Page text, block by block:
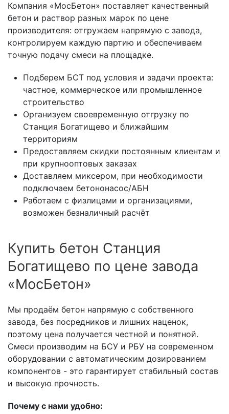
Компания «МосБетон» поставляет качественный
бетон и раствор разных марок по цене
производителя: отгружаем напрямую с завода,
контролируем каждую партию и обеспечиваем
точную подачу смеси на площадке.
Подберем БСТ под условия и задачи проекта:
частное, коммерческое или промышленное
строительство
Организуем своевременную отгрузку по
Станция Богатищево и ближайшим
территориям
Предоставляем скидки постоянным клиентам и
при крупнооптовых заказах
Доставляем миксером, при необходимости
подключаем бетононасос/АБН
Работаем с физлицами и организациями,
возможен безналичный расчёт
Купить бетон Станция
Богатищево по цене завода
«МосБетон»
Мы продаём бетон напрямую с собственного
завода, без посредников и лишних наценок,
поэтому цена получается честной и понятной.
Смеси производим на БСУ и РБУ на современном
оборудовании с автоматическим дозированием
компонентов - это гарантирует стабильный состав
и высокую прочность.
Почему с нами удобно: